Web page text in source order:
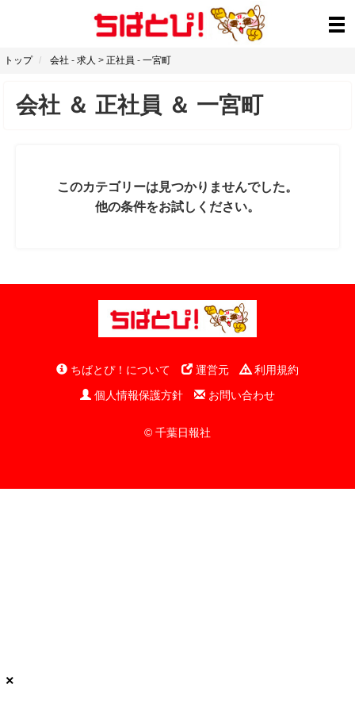
トップ 会社 - 求人 > 正社員 - 一宮町
会社 ＆ 正社員 ＆ 一宮町
このカテゴリーは見つかりませんでした。
他の条件をお試しください。
ちばとぴ！について 運営元
利用規約
個人情報保護方針
お問い合わせ
© 千葉日報社
×